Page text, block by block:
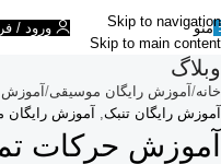
Skip to navigation
Skip to main content
منو ورود /
وبلاگ
خانه آموزش رایگان موسیقی آموزش
آموزش رایگان تنبک, آموزش رایگان
آموزش حرکات